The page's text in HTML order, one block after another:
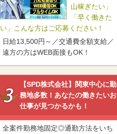
山稼ぎたい」
「早く働きた
い」こんな方はご応募ください！
日給13,500円～／交通費全額支給／
遠方の方はWEB面接もOK！
【SPD株式会社】関東中心に勤
務地多数！あなたの働きたいお
仕事が見つかるかも！
全案件勤務地固定◎通勤方法をいち